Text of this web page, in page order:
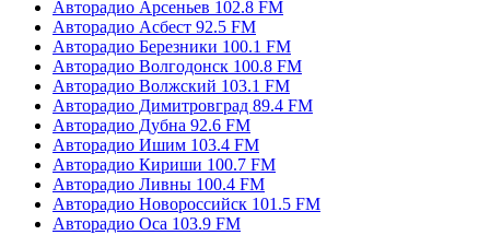
Авторадио Арсеньев 102.8 FM
Авторадио Асбест 92.5 FM
Авторадио Березники 100.1 FM
Авторадио Волгодонск 100.8 FM
Авторадио Волжский 103.1 FM
Авторадио Димитровград 89.4 FM
Авторадио Дубна 92.6 FM
Авторадио Ишим 103.4 FM
Авторадио Кириши 100.7 FM
Авторадио Ливны 100.4 FM
Авторадио Новороссийск 101.5 FM
Авторадио Оса 103.9 FM